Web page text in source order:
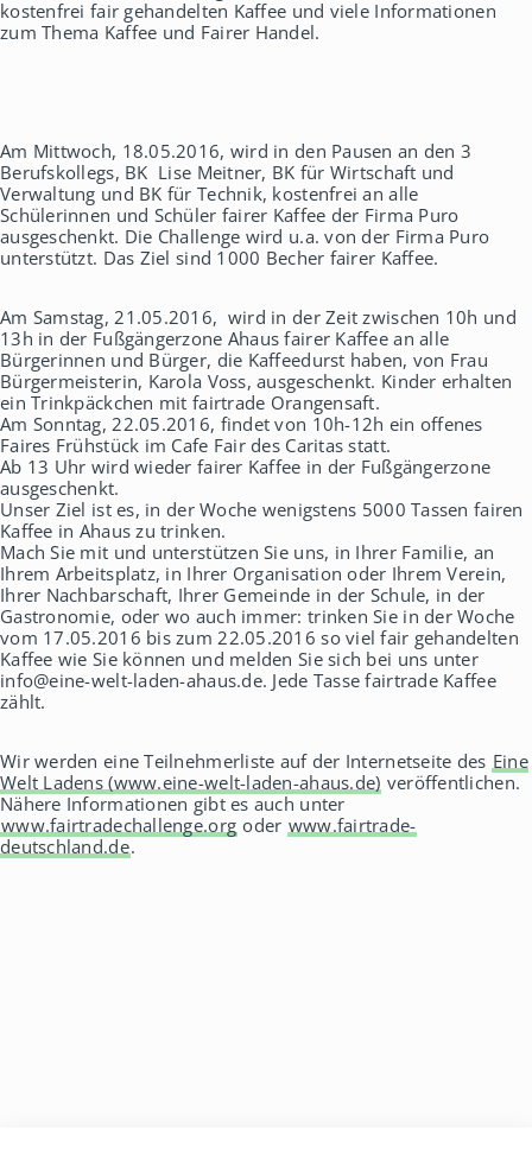
kostenfrei fair gehandelten Kaffee und viele Informationen
zum Thema Kaffee und Fairer Handel.
Am Mittwoch, 18.05.2016, wird in den Pausen an den 3
Berufskollegs, BK Lise Meitner, BK für Wirtschaft und
Verwaltung und BK für Technik, kostenfrei an alle
Schülerinnen und Schüler fairer Kaffee der Firma Puro
ausgeschenkt. Die Challenge wird u.a. von der Firma Puro
unterstützt. Das Ziel sind 1000 Becher fairer Kaffee.
Am Samstag, 21.05.2016, wird in der Zeit zwischen 10h und
13h in der Fußgängerzone Ahaus fairer Kaffee an alle
Bürgerinnen und Bürger, die Kaffeedurst haben, von Frau
Bürgermeisterin, Karola Voss, ausgeschenkt. Kinder erhalten
ein Trinkpäckchen mit fairtrade Orangensaft.
Am Sonntag, 22.05.2016, findet von 10h-12h ein offenes
Faires Frühstück im Cafe Fair des Caritas statt.
Ab 13 Uhr wird wieder fairer Kaffee in der Fußgängerzone
ausgeschenkt.
Unser Ziel ist es, in der Woche wenigstens 5000 Tassen fairen
Kaffee in Ahaus zu trinken.
Mach Sie mit und unterstützen Sie uns, in Ihrer Familie, an
Ihrem Arbeitsplatz, in Ihrer Organisation oder Ihrem Verein,
Ihrer Nachbarschaft, Ihrer Gemeinde in der Schule, in der
Gastronomie, oder wo auch immer: trinken Sie in der Woche
vom 17.05.2016 bis zum 22.05.2016 so viel fair gehandelten
Kaffee wie Sie können und melden Sie sich bei uns unter
info@eine-welt-laden-ahaus.de. Jede Tasse fairtrade Kaffee
zählt.
Wir werden eine Teilnehmerliste auf der Internetseite des Eine
Welt Ladens (www.eine-welt-laden-ahaus.de) veröffentlichen.
Nähere Informationen gibt es auch unter
www.fairtradechallenge.org oder www.fairtrade-
deutschland.de.